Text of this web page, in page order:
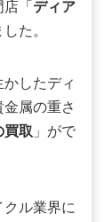
「 ディア
た。
したディ
属の重さ
買取 」がで
ル業界に